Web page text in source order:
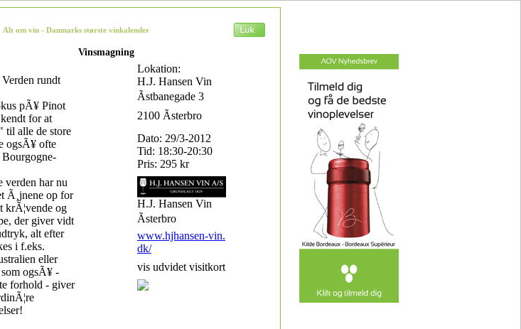
Alt om vin - Danmarks største vinkalender
Vinsmagning
rundt
pÃ¥ Pinot
for at
til alle de store
ogsÃ¥ ofte
verden har nu
Ã¸jnene op for
krÃ¦vende og
der giver vidt
alt efter
i f.eks.
eller
ogsÃ¥ -
forhold - giver
Lokation:
H.J. Hansen Vin
Ãstbanegade 3
2100 Ãsterbro
Dato: 29/3-2012
Tid: 18:30-20:30
Pris: 295 kr
H.J. Hansen Vin
Ãsterbro
www.hjhansen-vin.
dk/
vis udvidet visitkort